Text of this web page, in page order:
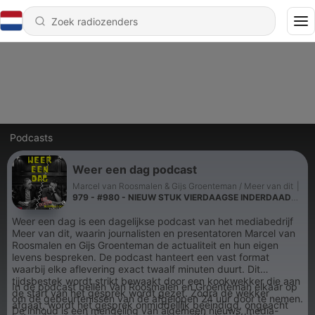
Podcasts
Weer een dag podcast
Marcel van Roosmalen & Gijs Groenteman / Meer van dit
979 - #980 - NIEUW STUK VIERDAAGSE INDERDAAD
Weer een dag is een dagelijkse podcast van het mediabedrijf
Meer van dit, waarin journalisten en presentatoren Marcel van
Roosmalen en Gijs Groenteman de actualiteit en hun eigen
levens bespreken. De podcast hanteert een vast format
waarbij elke aflevering exact twaalf minuten duurt. Dit
tijdsbestek wordt strikt bewaakt door een kookwekker die aan
de start van het gesprek wordt gezet. Zodra de wekker
afgaat, wordt het gesprek onmiddellijk beëindigd, ongeacht
In de podcast bellen Van Roosmalen en Groenteman elkaar op
om de gebeurtenissen van de afgelopen 24 uur door te nemen.
De inhoud is een mengeling van algemeen nieuws, media-